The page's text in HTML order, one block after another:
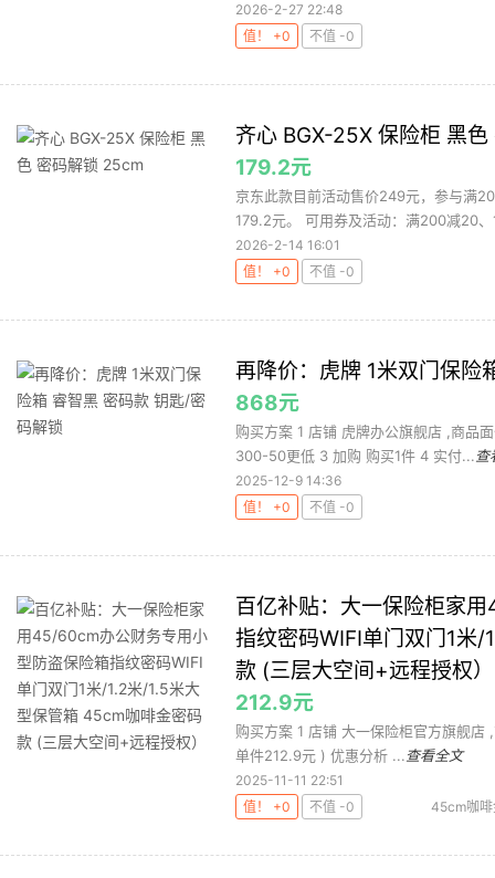
2026-2-27 22:48
值！ +0
不值 -0
齐心 BGX-25X 保险柜 黑
179.2元
京东此款目前活动售价249元，参与满
179.2元。 可用券及活动：满200减20
2026-2-14 16:01
值！ +0
不值 -0
再降价：虎牌 1米双门保险
868元
购买方案 1 店铺 虎牌办公旗舰店 ,商品
300-50更低 3 加购 购买1件 4 实付... 查
2025-12-9 14:36
值！ +0
不值 -0
百亿补贴：大一保险柜家
指纹密码WIFI单门双门1米
款 (三层大空间+远程授权）
212.9元
购买方案 1 店铺 大一保险柜官方旗舰
单件212.9元 ) 优惠分析 ... 查看全文
2025-11-11 22:51
值！ +0
不值 -0 45cm咖啡